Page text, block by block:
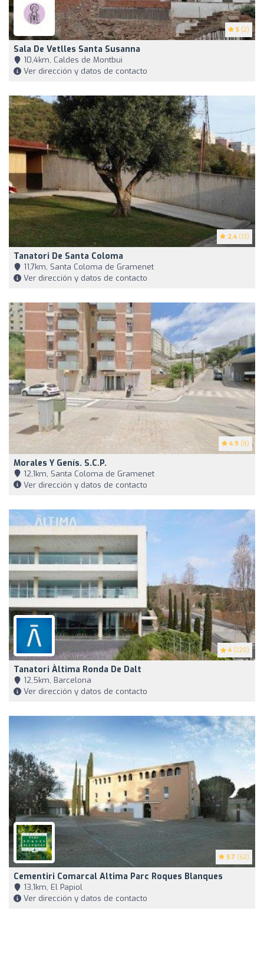
5 (2)
Sala De Vetlles Santa Susanna
10,4km, Caldes de Montbui
Ver dirección y datos de contacto
2.4 (13)
Tanatori De Santa Coloma
11,7km, Santa Coloma de Gramenet
Ver dirección y datos de contacto
4.9 (8)
Morales Y Genís. S.C.P.
12,1km, Santa Coloma de Gramenet
Ver dirección y datos de contacto
4 (220)
Tanatori Àltima Ronda De Dalt
12,5km, Barcelona
Ver dirección y datos de contacto
3.7 (62)
Cementiri Comarcal Altima Parc Roques Blanques
13,1km, El Papiol
Ver dirección y datos de contacto